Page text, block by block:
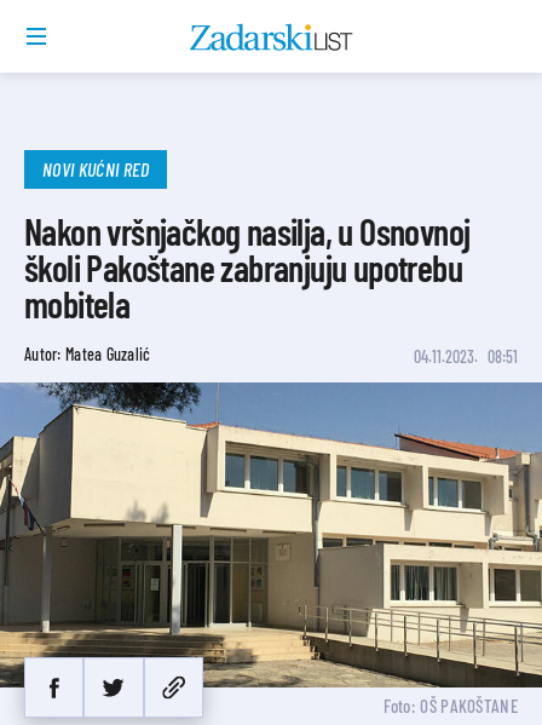
NOVI KUĆNI RED
Nakon vršnjačkog nasilja, u Osnovnoj
školi Pakoštane zabranjuju upotrebu
mobitela
Autor: Matea Guzalić 04.11.2023. 08:51
Foto: OŠ PAKOŠTANE